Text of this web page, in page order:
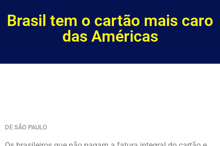
Brasil tem o cartão mais caro
das Américas
DE SÃO PAULO